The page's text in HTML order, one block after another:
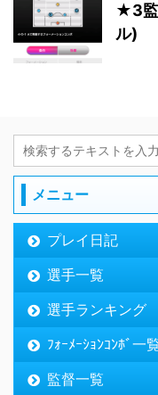
★3監
ル)
メニュー
プレイ日記
選手一覧
選手ランキング
ﾌｫｰﾒｰｼｮﾝｺﾝﾎﾞ一
監督一覧